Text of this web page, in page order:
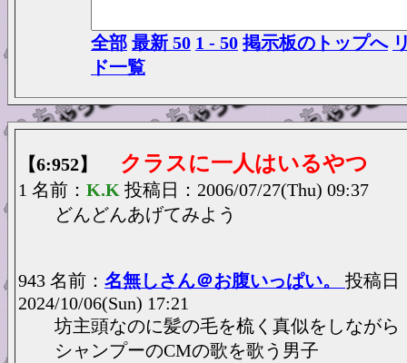
全部 最新 50 1 - 50 掲示板のトップへ
ド一覧
【6:952】 クラスに一人はいるやつ
1 名前： K.K 投稿日：2006/07/27(Thu) 09:37
どんどんあげてみよう
943 名前： 名無しさん＠お腹いっぱい。 投稿日
2024/10/06(Sun) 17:21
坊主頭なのに髪の毛を梳く真似をしながら
シャンプーのCMの歌を歌う男子